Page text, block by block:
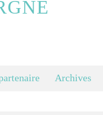
Archives